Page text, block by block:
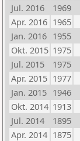
Jul. 2016
1969
Apr. 2016 1965
Jan. 2016 1955
Okt. 2015 1975
Jul. 2015
1975
Apr. 2015 1977
Jan. 2015 1946
Okt. 2014 1913
Jul. 2014
1895
Apr. 2014 1875